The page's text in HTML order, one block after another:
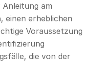
Anleitung am
einen erheblichen
Voraussetzung
die von der